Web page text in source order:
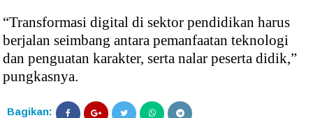
“Transformasi digital di sektor pendidikan harus
berjalan seimbang antara pemanfaatan teknologi
dan penguatan karakter, serta nalar peserta didik,”
pungkasnya.
Bagikan: